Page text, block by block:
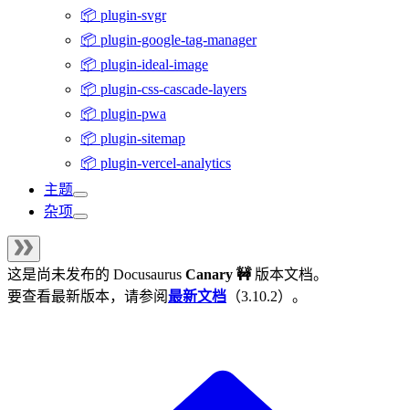
📦 plugin-svgr
📦 plugin-google-tag-manager
📦 plugin-ideal-image
📦 plugin-css-cascade-layers
📦 plugin-pwa
📦 plugin-sitemap
📦 plugin-vercel-analytics
主题
杂项
这是尚未发布的 Docusaurus Canary 🚧版本文档。
要查看最新版本，请参阅最新文档 （3.10.2）。